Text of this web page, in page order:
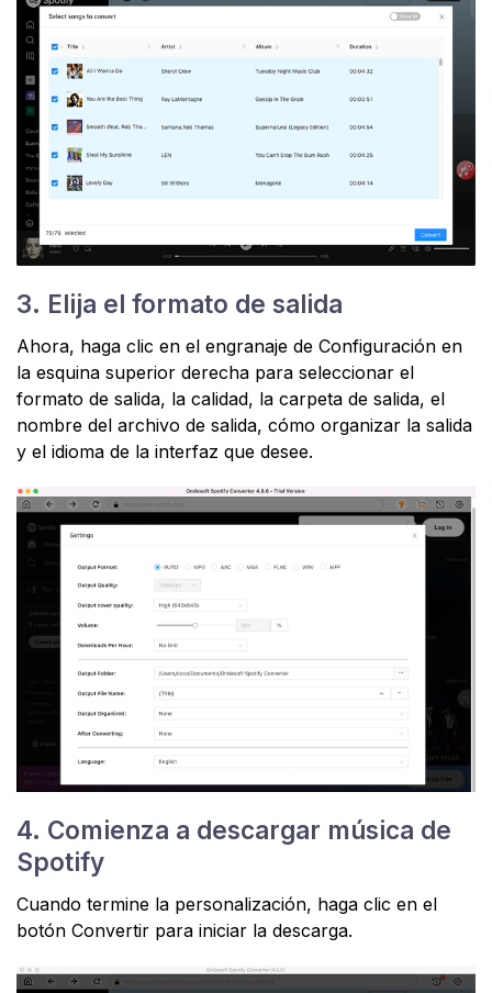
3. Elija el formato de salida
Ahora, haga clic en el engranaje de Configuración en
la esquina superior derecha para seleccionar el
formato de salida, la calidad, la carpeta de salida, el
nombre del archivo de salida, cómo organizar la salida
y el idioma de la interfaz que desee.
4. Comienza a descargar música de
Spotify
Cuando termine la personalización, haga clic en el
botón Convertir para iniciar la descarga.